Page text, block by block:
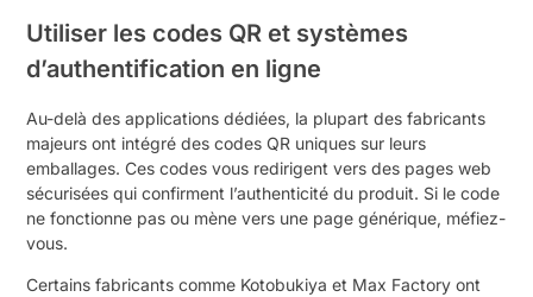
Utiliser les codes QR et systèmes
d’authentification en ligne
Au-delà des applications dédiées, la plupart des fabricants
majeurs ont intégré des codes QR uniques sur leurs
emballages. Ces codes vous redirigent vers des pages web
sécurisées qui confirment l’authenticité du produit. Si le code
ne fonctionne pas ou mène vers une page générique, méfiez-
vous.
Certains fabricants comme Kotobukiya et Max Factory ont